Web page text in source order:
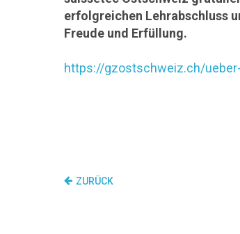
erfolgreichen Lehrabschluss
Freude und Erfüllung.
https://gzostschweiz.ch/
ZURÜCK